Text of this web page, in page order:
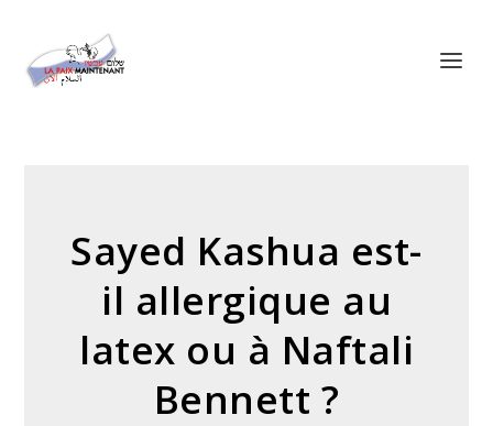
Sayed Kashua est-
il allergique au
latex ou à Naftali
Bennett ?